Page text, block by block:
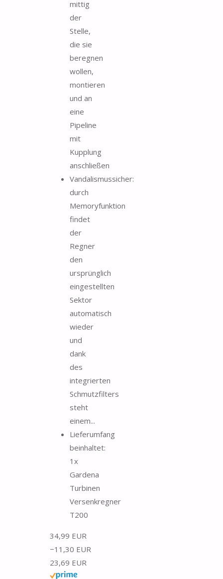
mittig
der
Stelle,
die sie
beregnen
wollen,
montieren
und an
eine
Pipeline
mit
Kupplung
anschließen
Vandalismussicher:
durch
Memoryfunktion
findet
der
Regner
den
ursprünglich
eingestellten
Sektor
automatisch
wieder
und
dank
des
integrierten
Schmutzfilters
steht
einem...
Lieferumfang
beinhaltet:
1x
Gardena
Turbinen
Versenkregner
T200
34,99 EUR
−11,30 EUR
23,69 EUR